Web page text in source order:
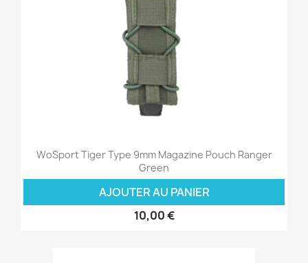
WoSport Tiger Type 9mm Magazine Pouch Ranger
Green
AJOUTER AU PANIER
10,00 €